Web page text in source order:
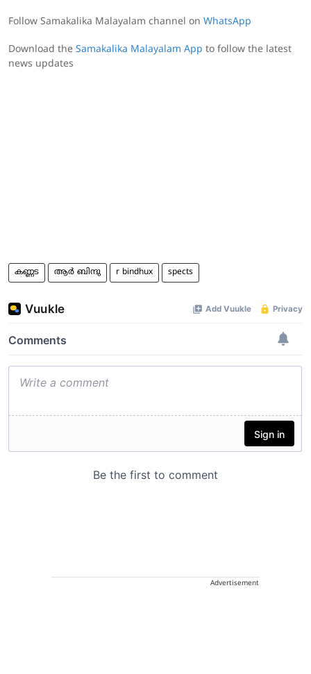
Follow Samakalika Malayalam channel on WhatsApp
Download the Samakalika Malayalam App to follow the latest
news updates
കണ്ണട ആര്‍ ബിന്ദു r bindhux spects
Advertisement